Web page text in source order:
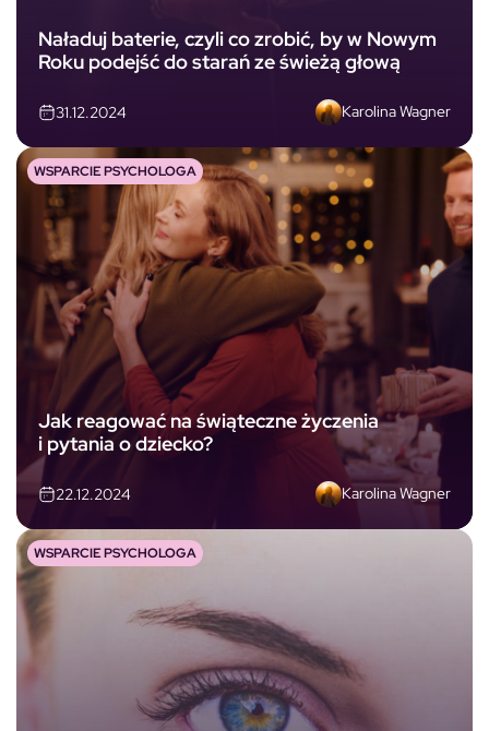
Naładuj baterie, czyli co zrobić, by w Nowym
Roku podejść do starań ze świeżą głową
31.12.2024 Karolina Wagner
Jak reagować na świąteczne życzenia
i pytania o dziecko?
22.12.2024 Karolina Wagner
WSPARCIE PSYCHOLOGA
WSPARCIE PSYCHOLOGA